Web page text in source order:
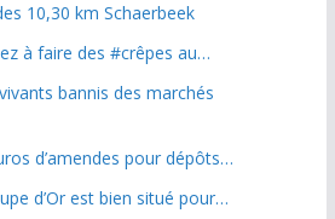
10,30 km Schaerbeek
à faire des #crêpes au…
bannis des marchés
d’amendes pour dépôts…
d’Or est bien situé pour…